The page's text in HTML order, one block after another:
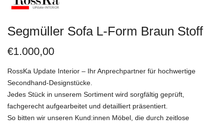
Segmüller Sofa L-Form Braun Stoff
€1.000,00
RossKa Update Interior – Ihr Anprechpartner für hochwertige
Secondhand-Designstücke.
Jedes Stück in unserem Sortiment wird sorgfältig geprüft,
fachgerecht aufgearbeitet und detailliert präsentiert.
So bitten wir unseren Kund:innen Möbel, die durch zeitlose